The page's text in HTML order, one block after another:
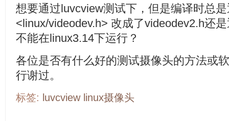
想要通过luvcview测试下，但是编译时总
<linux/videodev.h> 改成了videodev2.h还
不能在linux3.14下运行？
各位是否有什么好的测试摄像头的方法或
行谢过。
标签: luvcview linux摄像头